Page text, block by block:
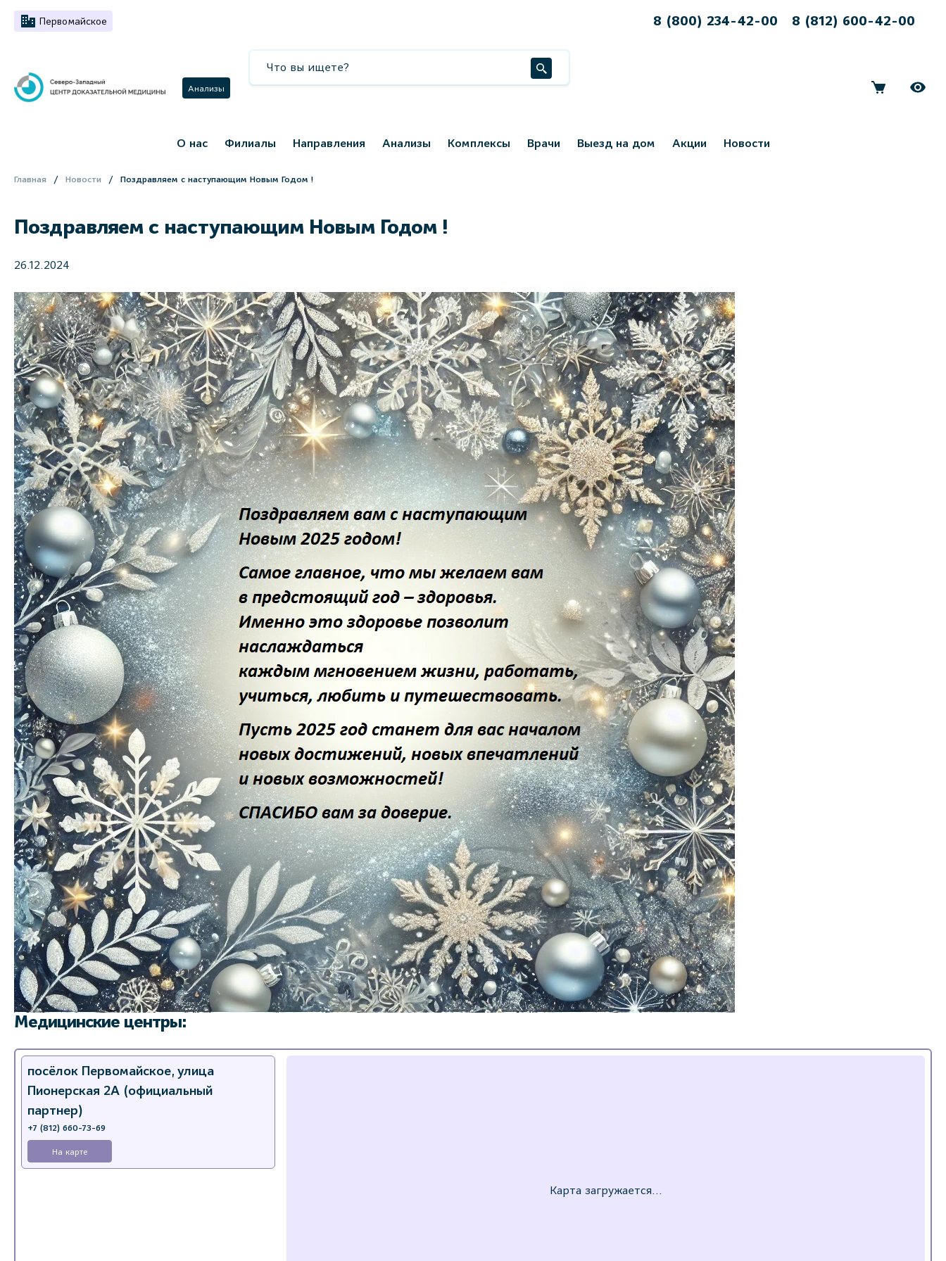
Первомайское 8 (800) 234-42-00 8 (812) 600-42-00
Анализы
О нас Филиалы Направления Анализы Комплексы Врачи Выезд на дом Акции Новости
Главная Новости Поздравляем с наступающим Новым Годом !
Поздравляем с наступающим Новым Годом !
26.12.2024
Медицинские центры:
посёлок Первомайское, улица
Пионерская 2А (официальный
партнер)
+7 (812) 660-73-69
На карте